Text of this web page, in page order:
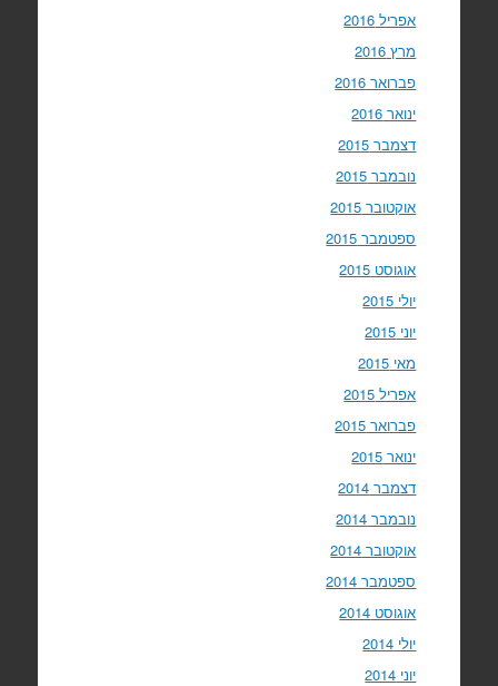
אפריל 2016
מרץ 2016
פברואר 2016
ינואר 2016
דצמבר 2015
נובמבר 2015
אוקטובר 2015
ספטמבר 2015
אוגוסט 2015
יולי 2015
יוני 2015
מאי 2015
אפריל 2015
פברואר 2015
ינואר 2015
דצמבר 2014
נובמבר 2014
אוקטובר 2014
ספטמבר 2014
אוגוסט 2014
יולי 2014
יוני 2014